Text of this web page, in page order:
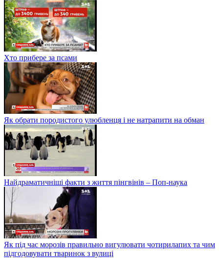
Хто прибере за псами
Як обрати породистого улюбленця і не натрапити на обман
Найдраматичніші факти з життя пінгвінів – Поп-наука
Як під час морозів правильно вигулювати чотирилапих та чим
підгодовувати тваринок з вулиці